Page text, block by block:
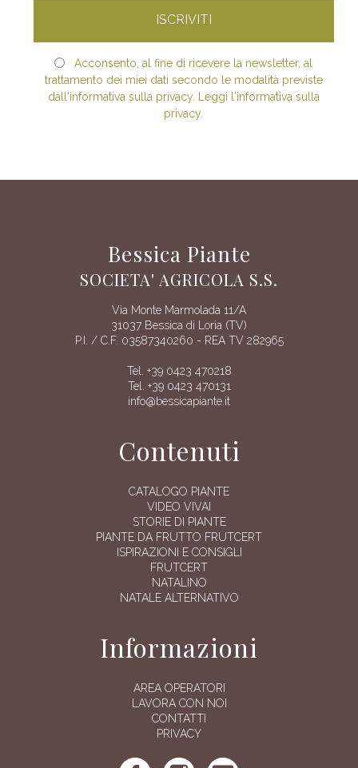
Acconsento, al fine di ricevere la newsletter, al
trattamento dei miei dati secondo le modalità previste
dall'informativa sulla privacy. Leggi l'informativa sulla
privacy.
Bessica Piante
SOCIETA' AGRICOLA S.S.
Via Monte Marmolada 11/A
31037 Bessica di Loria (TV)
P.I. / C.F. 03587340260 - REA TV 282965
Tel. +39 0423 470218
Tel. +39 0423 470131
info@bessicapiante.it
Contenuti
CATALOGO PIANTE
VIDEO VIVAI
STORIE DI PIANTE
PIANTE DA FRUTTO FRUTCERT
ISPIRAZIONI E CONSIGLI
FRUTCERT
NATALINO
NATALE ALTERNATIVO
Informazioni
AREA OPERATORI
LAVORA CON NOI
CONTATTI
PRIVACY